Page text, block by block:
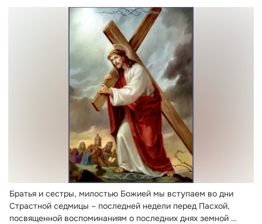
Братья и сестры, милостью Божией мы вступаем во дни
Страстной седмицы – последней недели перед Пасхой,
посвященной воспоминаниям о последних днях земной